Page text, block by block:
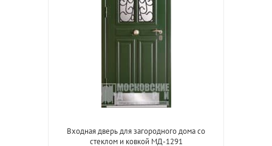
Входная дверь для загородного дома со
стеклом и ковкой МД-1291